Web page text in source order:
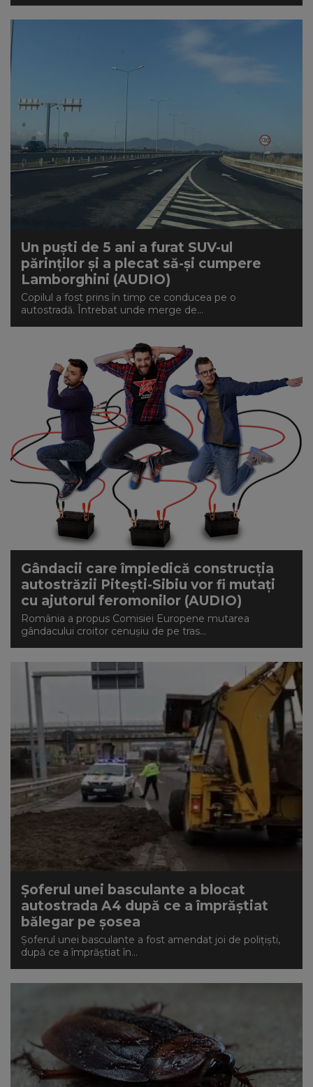
Un puști de 5 ani a furat SUV-ul
părinţilor și a plecat să-şi cumpere
Lamborghini (AUDIO)
Copilul a fost prins în timp ce conducea pe o
autostradă. Întrebat unde merge de...
Gândacii care împiedică construcția
autostrăzii Pitești-Sibiu vor fi mutați
cu ajutorul feromonilor (AUDIO)
România a propus Comisiei Europene mutarea
gândacului croitor cenușiu de pe tras...
Şoferul unei basculante a blocat
autostrada A4 după ce a împrăştiat
bălegar pe şosea
Şoferul unei basculante a fost amendat joi de poliţişti,
după ce a împrăştiat în...